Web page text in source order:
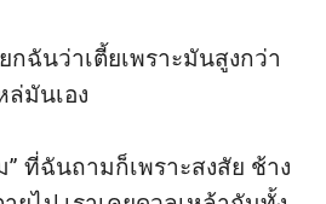
ฉันว่าเตี้ยเพราะมันสูงกว่า
มันเอง
” ที่ฉันถามก็เพราะสงสัย ช้าง